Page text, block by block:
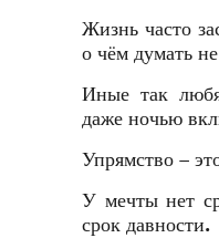
Жизнь часто
о чём думать
Иные так
даже ночью
Упрямство –
У мечты нет
срок давности.